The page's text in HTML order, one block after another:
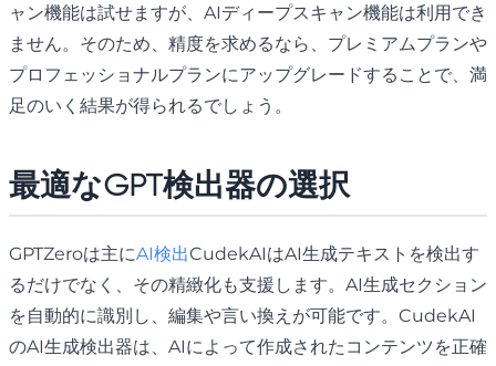
ャン機能は試せますが、AIディープスキャン機能は利用でき
ません。そのため、精度を求めるなら、プレミアムプランや
プロフェッショナルプランにアップグレードすることで、満
足のいく結果が得られるでしょう。
最適なGPT検出器の選択
GPTZeroは主にAI検出CudekAIはAI生成テキストを検出す
るだけでなく、その精緻化も支援します。AI生成セクション
を自動的に識別し、編集や言い換えが可能です。CudekAI
のAI生成検出器は、AIによって作成されたコンテンツを正確